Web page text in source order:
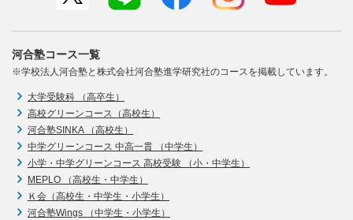
河合塾コース一覧
※学校法人河合塾と株式会社河合塾進学研究社のコースを掲載しています。
大学受験科 （高卒生）
高校グリーンコース（高校生）
河合塾SINKA （高校生）
中学グリーンコース 中高一貫 （中学生）
小学・中学グリーンコース 高校受験 （小・中学生）
MEPLO （高校生・中学生）
Ｋ会（高校生・中学生・小学生）
河合塾Wings （中学生・小学生）